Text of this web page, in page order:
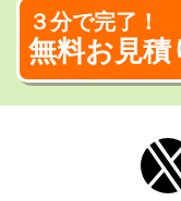
３分で完了！
無料お見積